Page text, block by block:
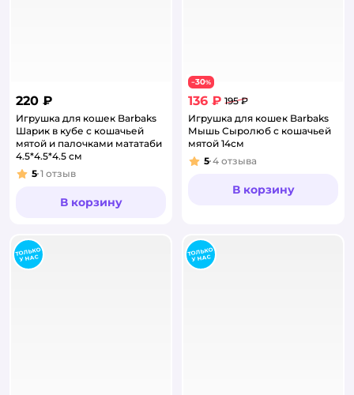
220 ₽
Игрушка для кошек Barbaks
Шарик в кубе с кошачьей
мятой и палочками мататаби
4.5*4.5*4.5 см
Рейтинг:
5 1 отзыв
В корзину
−30%
136 ₽ 195 ₽
Игрушка для кошек Barbaks
Мышь Сыролюб с кошачьей
мятой 14см
Рейтинг:
5 4 отзыва
В корзину